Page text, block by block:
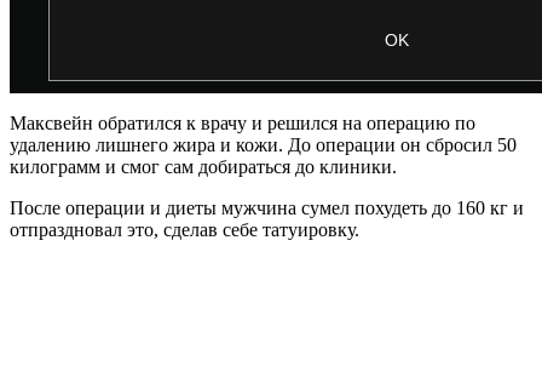
Максвейн обратился к врачу и решился на операцию по
удалению лишнего жира и кожи. До операции он сбросил 50
килограмм и смог сам добираться до клиники.
После операции и диеты мужчина сумел похудеть до 160 кг и
отпраздновал это, сделав себе татуировку.